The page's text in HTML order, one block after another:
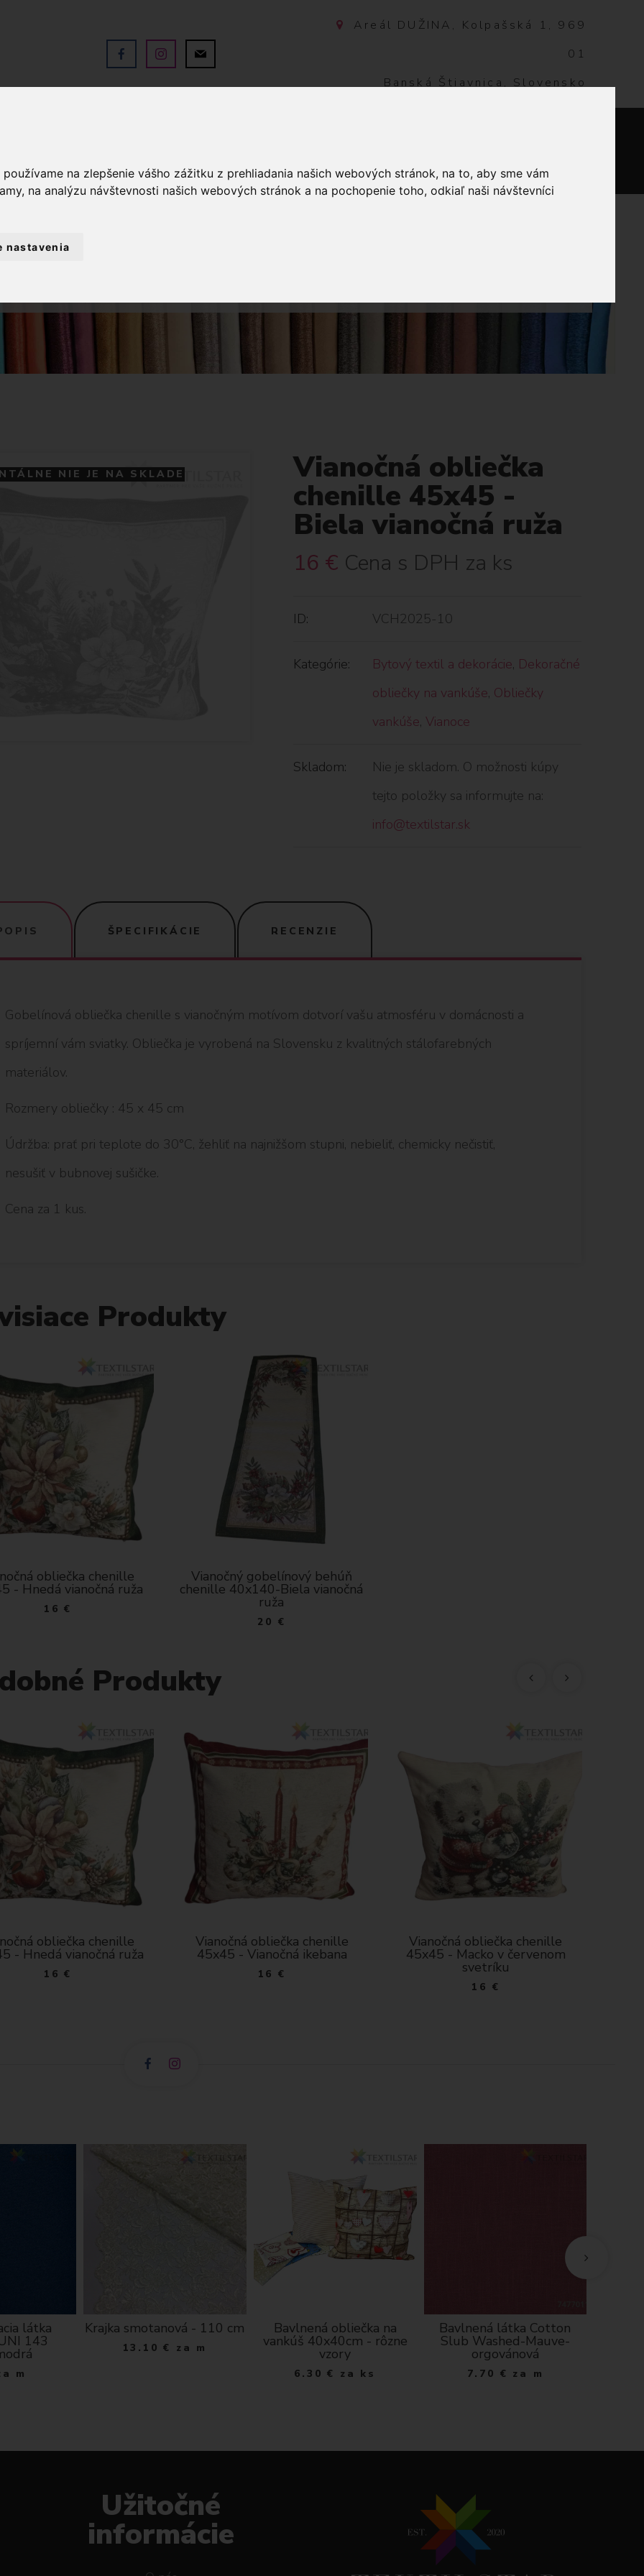
na zlepšenie vášho zážitku z prehliadania našich webových stránok, na to, aby sme vám
na analýzu návštevnosti našich webových stránok a na pochopenie toho, odkiaľ naši návštevníci
nastavenia
Areál DUŽINA, Kolpašská 1, 969
01
Banská Štiavnica, Slovensko
OBLIEČKA CHENILLE 45X45 - BIELA VIANOČNÁ RUŽA
NIE JE NA SKLADE Vianočná obliečka
chenille 45x45 -
Biela vianočná ruža
16 € Cena s DPH za ks
ID: VCH2025-10
Kategórie: Bytový textil a dekorácie, Dekoračné
obliečky na vankúše, Obliečky
vankúše, Vianoce
Skladom:
Nie je skladom. O možnosti kúpy
tejto položky sa informujte na:
info@textilstar.sk
ŠPECIFIKÁCIE RECENZIE
Gobelínová obliečka chenille s vianočným motívom dotvorí vašu atmosféru v domácnosti a
spríjemní vám sviatky. Obliečka je vyrobená na Slovensku z kvalitných stálofarebných
materiálov.
Rozmery obliečky : 45 x 45 cm
Údržba: prať pri teplote do 30°C, žehliť na najnižšom stupni, nebieliť, chemicky nečistiť,
nesušiť v bubnovej sušičke.
Cena za 1 kus.
Produkty
obliečka chenille
- Hnedá vianočná ruža
16 €
Vianočný gobelínový behúň
chenille 40x140-Biela vianočná
ruža
20 €
Produkty
Vianočná obliečka chenille
45x45 - Vianočná ikebana
Vianočná obliečka chenille
45x45 - Macko v červenom
Vianočná obliečka chenille
45x45 - Zasnežená krajina v
látka
143
m
Krajka smotanová - 110 cm
13.10 € za m
Bavlnená obliečka na
vankúš 40x40cm - rôzne
vzory
6.30 € za ks
Bavlnená látka Cotton
Slub Washed-Mauve-
orgovánová
7.70 € za m
Užitočné
informácie